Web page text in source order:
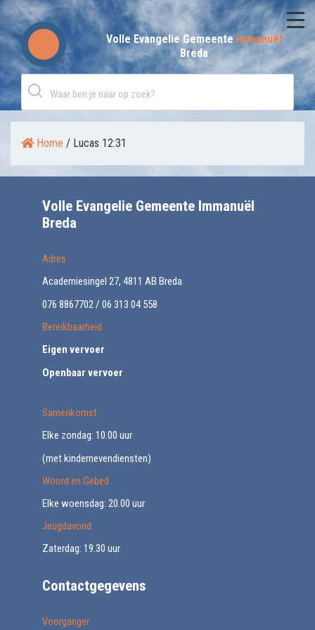
Skip
to
content
Volle Evangelie GemeenteImmanuël
Breda
Home / Lucas 12:31
Volle Evangelie Gemeente Immanuël
Breda
Adres
Academiesingel 27, 4811 AB Breda
076 8867702 / 06 313 04 558
Bereikbaarheid
Eigen vervoer
Openbaar vervoer
Samenkomst
Elke zondag: 10.00 uur
(met kindernevendiensten)
Woord en Gebed
Elke woensdag: 20.00 uur
Jeugdavond
Zaterdag: 19.30 uur
Contactgegevens
Voorganger